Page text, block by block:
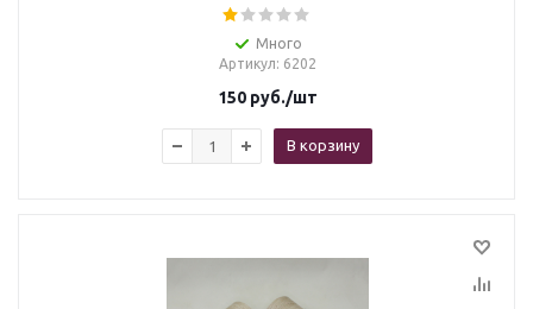
Много
Артикул: 6202
150руб./шт
В корзину